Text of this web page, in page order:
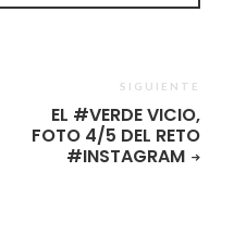
SIGUIENTE
EL #VERDE VICIO,
FOTO 4/5 DEL RETO
#INSTAGRAM